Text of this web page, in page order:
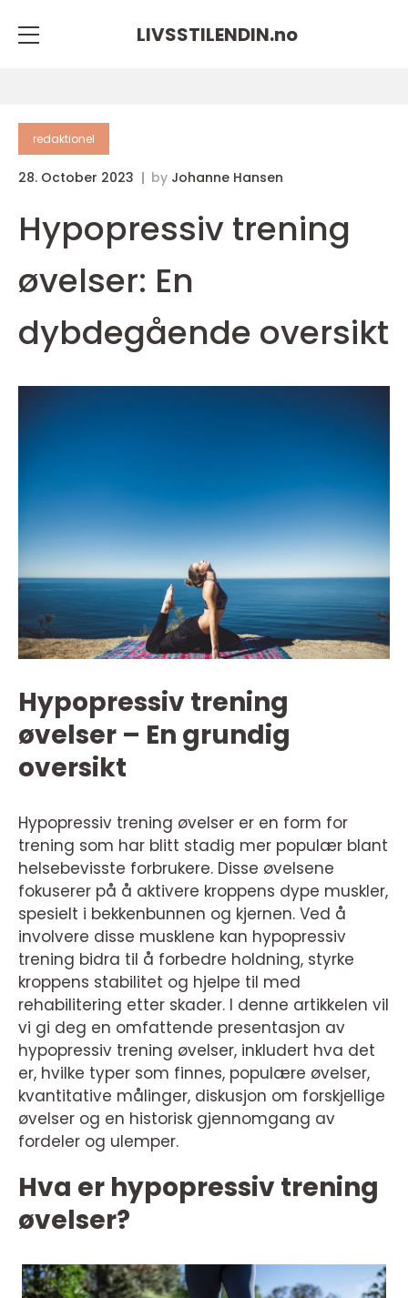
LIVSSTILENDIN.no
redaktionel
28. October 2023 by Johanne Hansen
Hypopressiv trening
øvelser: En
dybdegående oversikt
Hypopressiv trening
øvelser – En grundig
oversikt
Hypopressiv trening øvelser er en form for
trening som har blitt stadig mer populær blant
helsebevisste forbrukere. Disse øvelsene
fokuserer på å aktivere kroppens dype muskler,
spesielt i bekkenbunnen og kjernen. Ved å
involvere disse musklene kan hypopressiv
trening bidra til å forbedre holdning, styrke
kroppens stabilitet og hjelpe til med
rehabilitering etter skader. I denne artikkelen vil
vi gi deg en omfattende presentasjon av
hypopressiv trening øvelser, inkludert hva det
er, hvilke typer som finnes, populære øvelser,
kvantitative målinger, diskusjon om forskjellige
øvelser og en historisk gjennomgang av
fordeler og ulemper.
Hva er hypopressiv trening
øvelser?